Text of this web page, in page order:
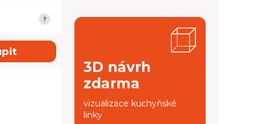
3D návrh
zdarma
vizualizace kuchyňské
linky